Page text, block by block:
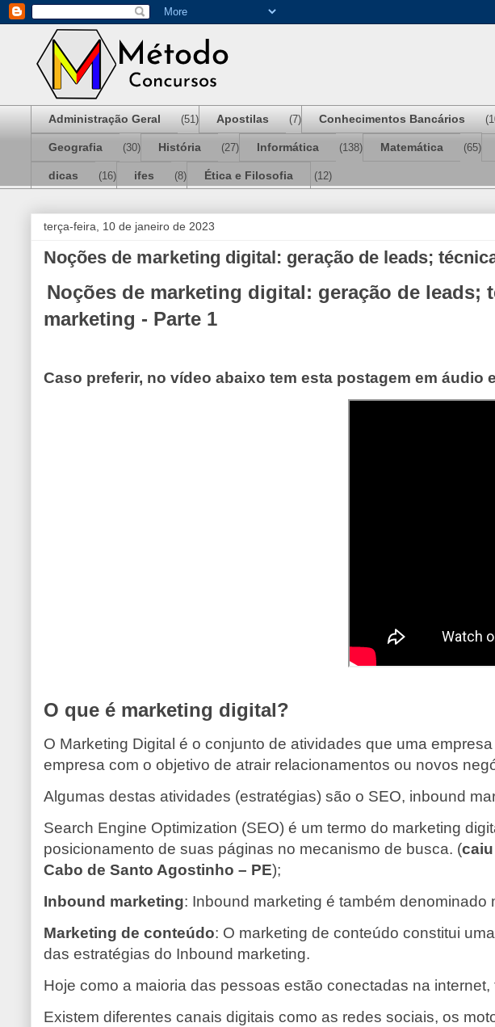
Administração Geral (51) Apostilas (7) Conhecimentos Bancários
Geografia (30) História (27) Informática (138) Matemática (65)
dicas (16) ifes (8) Ética e Filosofia (12)
terça-feira, 10 de janeiro de 2023
Noções de marketing digital: geração de leads;
Noções de marketing digital: geração de
marketing - Parte 1
Caso preferir, no vídeo abaixo tem esta postagem em áudio
O que é marketing digital?
O Marketing Digital é o conjunto de atividades que uma
empresa com o objetivo de atrair relacionamentos ou novos
Algumas destas atividades (estratégias) são o SEO, inbound
Search Engine Optimization (SEO) é um termo do marketing
posicionamento de suas páginas no mecanismo de busca. (
Cabo de Santo Agostinho – PE);
Inbound marketing: Inbound marketing é também
Marketing de conteúdo: O marketing de conteúdo constitui
das estratégias do Inbound marketing.
Hoje como a maioria das pessoas estão conectadas na
Existem diferentes canais digitais como as redes sociais, os